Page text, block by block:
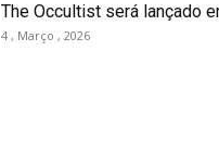
The Occultist será lançado
4 , Março , 2026